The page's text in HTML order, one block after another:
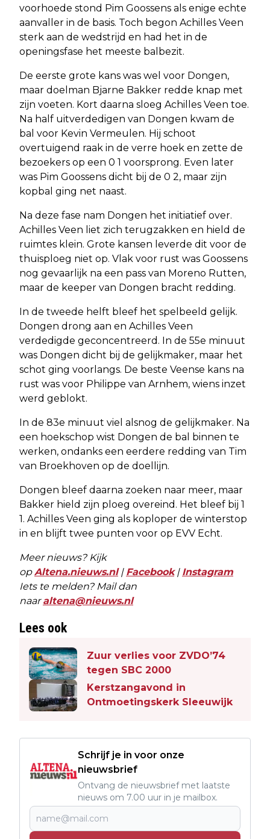
voorhoede stond Pim Goossens als enige echte
aanvaller in de basis. Toch begon Achilles Veen
sterk aan de wedstrijd en had het in de
openingsfase het meeste balbezit.
De eerste grote kans was wel voor Dongen,
maar doelman Bjarne Bakker redde knap met
zijn voeten. Kort daarna sloeg Achilles Veen toe.
Na half uitverdedigen van Dongen kwam de
bal voor Kevin Vermeulen. Hij schoot
overtuigend raak in de verre hoek en zette de
bezoekers op een 0 1 voorsprong. Even later
was Pim Goossens dicht bij de 0 2, maar zijn
kopbal ging net naast.
Na deze fase nam Dongen het initiatief over.
Achilles Veen liet zich terugzakken en hield de
ruimtes klein. Grote kansen leverde dit voor de
thuisploeg niet op. Vlak voor rust was Goossens
nog gevaarlijk na een pass van Moreno Rutten,
maar de keeper van Dongen bracht redding.
In de tweede helft bleef het spelbeeld gelijk.
Dongen drong aan en Achilles Veen
verdedigde geconcentreerd. In de 55e minuut
was Dongen dicht bij de gelijkmaker, maar het
schot ging voorlangs. De beste Veense kans na
rust was voor Philippe van Arnhem, wiens inzet
werd geblokt.
In de 83e minuut viel alsnog de gelijkmaker. Na
een hoekschop wist Dongen de bal binnen te
werken, ondanks een eerdere redding van Tim
van Broekhoven op de doellijn.
Dongen bleef daarna zoeken naar meer, maar
Bakker hield zijn ploeg overeind. Het bleef bij 1
1. Achilles Veen ging als koploper de winterstop
in en blijft twee punten voor op EVV Echt.
Meer nieuws? Kijk
opAltena.nieuws.nl| Facebook| Instagram
Iets te melden? Mail dan
naaraltena@nieuws.nl
Lees ook
Zuur verlies voor ZVDO’74
tegen SBC 2000
Kerstzangavond in
Ontmoetingskerk Sleeuwijk
Schrijf je in voor onze
nieuwsbrief
Ontvang de nieuwsbrief met laatste
nieuws om 7.00 uur in je mailbox.